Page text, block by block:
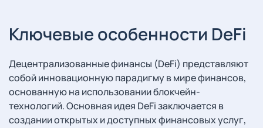
Ключевые особенности DeFi
Децентрализованные финансы (DeFi) представляют
собой инновационную парадигму в мире финансов,
основанную на использовании блокчейн-
технологий. Основная идея DeFi заключается в
создании открытых и доступных финансовых услуг,